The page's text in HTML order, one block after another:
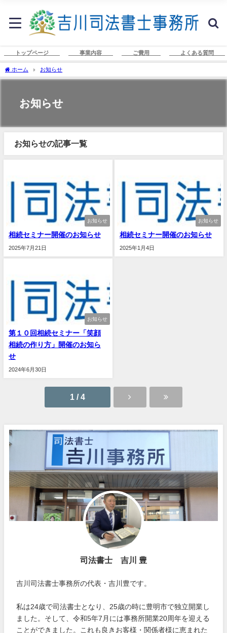
トップページ 事業内容 ご費用 よくある質問
ホーム お知らせ
お知らせ
お知らせの記事一覧
お知らせ
相続セミナー開催のお知らせ
2025年7月21日
お知らせ
相続セミナー開催のお知らせ
2025年1月4日
お知らせ
第１０回相続セミナー「笑顔
相続の作り方」開催のお知ら
せ
2024年6月30日
1 / 4
司法書士 吉川 豊
吉川司法書士事務所の代表・吉川豊です。
私は24歳で司法書士となり、25歳の時に豊明市で独立開業し
ました。そして、令和5年7月には事務所開業20周年を迎える
ことができました。これも良きお客様・関係者様に恵まれた